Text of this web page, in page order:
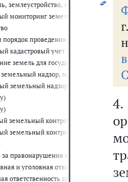
землеустройство, государственный
мониторинг земель
проведения землеустройства
кадастровый учет земельных
земель для государственных или
надзор, муниципальный
земельный надзор
земельный контроль
земельный контроль
правонарушения в области охраны и
и уголовная ответственность за
ответственность за земельные